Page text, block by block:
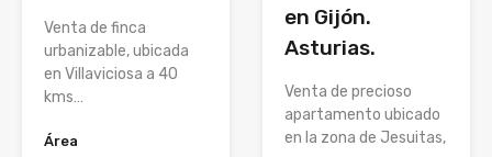
Venta de finca
urbanizable, ubicada
en Villaviciosa a 40
kms…
Área
en Gijón.
Asturias.
Venta de precioso
apartamento ubicado
en la zona de Jesuitas,